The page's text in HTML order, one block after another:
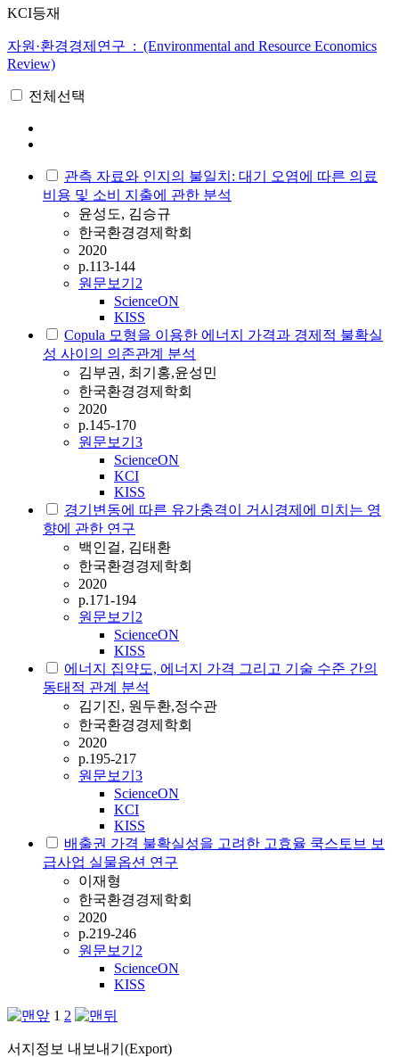
KCI등재
자원·환경경제연구 : (Environmental and Resource Economics
Review)
전체선택
관측 자료와 인지의 불일치: 대기 오염에 따른 의료
비용 및 소비 지출에 관한 분석
윤성도, 김승규
한국환경경제학회
2020
p.113-144
원문보기 2
ScienceON
KISS
Copula 모형을 이용한 에너지 가격과 경제적 불확실
성 사이의 의존관계 분석
김부권, 최기홍,윤성민
한국환경경제학회
2020
p.145-170
원문보기 3
ScienceON
KCI
KISS
경기변동에 따른 유가충격이 거시경제에 미치는 영
향에 관한 연구
백인걸, 김태환
한국환경경제학회
2020
p.171-194
원문보기 2
ScienceON
KISS
에너지 집약도, 에너지 가격 그리고 기술 수준 간의
동태적 관계 분석
김기진, 원두환,정수관
한국환경경제학회
2020
p.195-217
원문보기 3
ScienceON
KCI
KISS
배출권 가격 불확실성을 고려한 고효율 쿡스토브 보
급사업 실물옵션 연구
이재형
한국환경경제학회
2020
p.219-246
원문보기 2
ScienceON
KISS
1 2
서지정보 내보내기(Export)